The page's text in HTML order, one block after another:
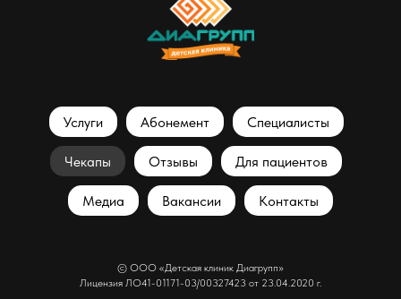
Услуги Абонемент Специалисты
Чекапы Отзывы Для пациентов
Медиа Вакансии Контакты
© ООО «Детская клиник Диагрупп»
Лицензия ЛО41-01171-03/00327423 от 23.04.2020 г.